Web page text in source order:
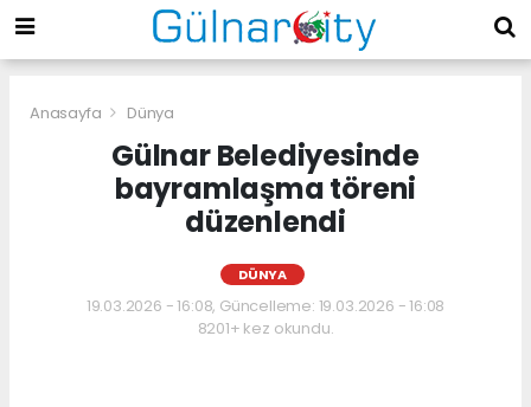
Anasayfa Dünya
Gülnar Belediyesinde
bayramlaşma töreni
düzenlendi
DÜNYA
19.03.2026 - 16:08, Güncelleme: 19.03.2026 - 16:08
8201+ kez okundu.